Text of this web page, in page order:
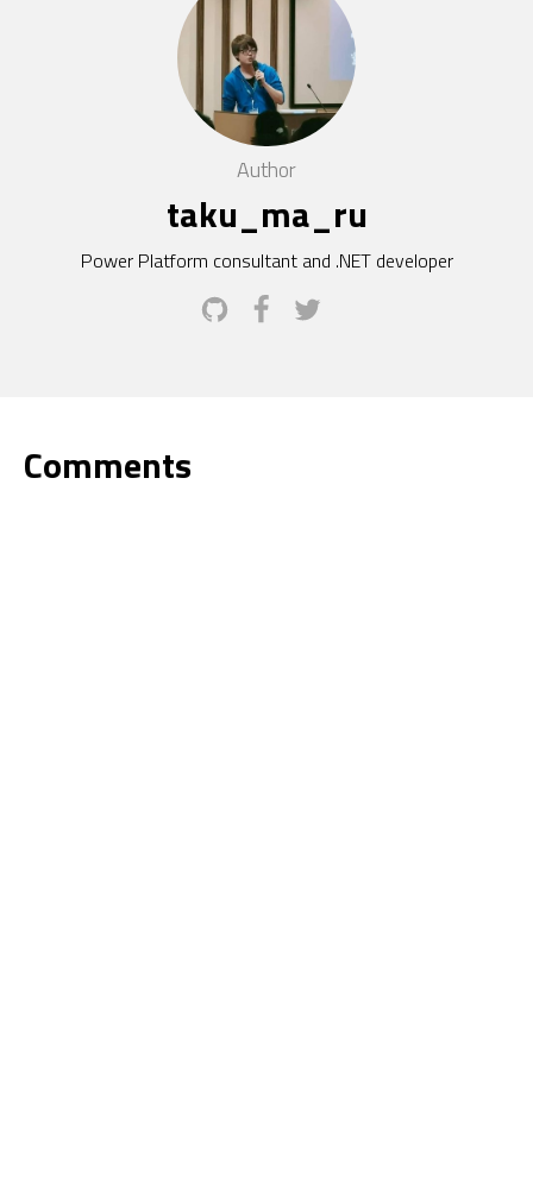
Author
taku_ma_ru
Power Platform consultant and .NET developer
Comments